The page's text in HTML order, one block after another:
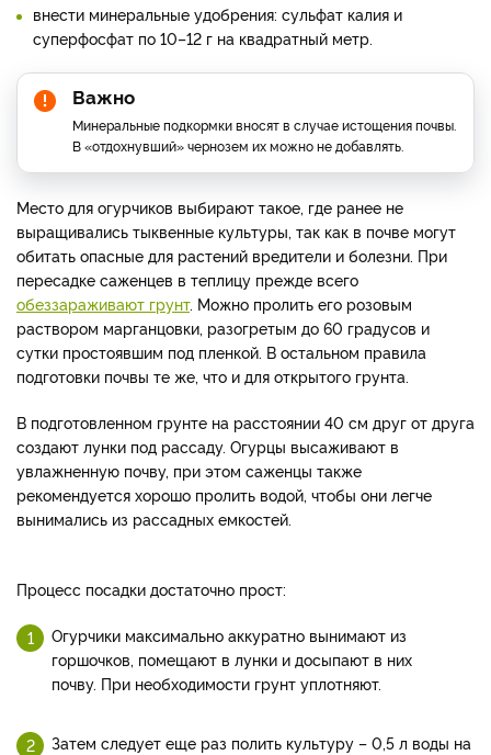
внести минеральные удобрения: сульфат калия и
суперфосфат по 10–12 г на квадратный метр.
Важно
Минеральные подкормки вносят в случае истощения почвы.
В «отдохнувший» чернозем их можно не добавлять.
Место для огурчиков выбирают такое, где ранее не
выращивались тыквенные культуры, так как в почве могут
обитать опасные для растений вредители и болезни. При
пересадке саженцев в теплицу прежде всего
обеззараживают грунт. Можно пролить его розовым
раствором марганцовки, разогретым до 60 градусов и
сутки простоявшим под пленкой. В остальном правила
подготовки почвы те же, что и для открытого грунта.
В подготовленном грунте на расстоянии 40 см друг от друга
создают лунки под рассаду. Огурцы высаживают в
увлажненную почву, при этом саженцы также
рекомендуется хорошо пролить водой, чтобы они легче
вынимались из рассадных емкостей.
Процесс посадки достаточно прост:
Огурчики максимально аккуратно вынимают из
горшочков, помещают в лунки и досыпают в них
почву. При необходимости грунт уплотняют.
Затем следует еще раз полить культуру – 0,5 л воды на